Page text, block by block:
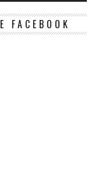
FACEBOOK